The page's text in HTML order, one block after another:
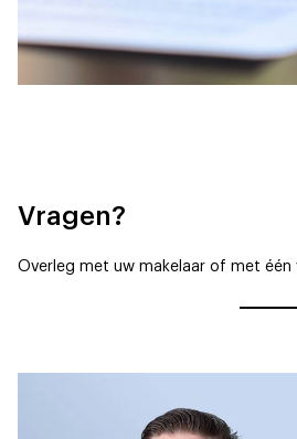
Vragen?
Overleg met uw makelaar of met één